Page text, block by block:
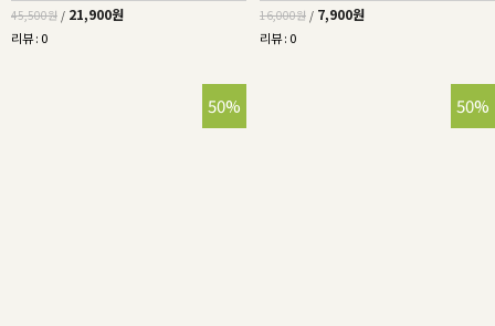
45,500원 / 21,900원
리뷰 : 0
16,000원 / 7,900원
리뷰 : 0
50% 50%